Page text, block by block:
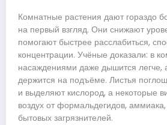
Комнатные растения дают гораздо
на первый взгляд. Они снижают
помогают быстрее расслабиться,
концентрации. Учёные доказали: в
насаждениями даже дышится легче,
держится на подъёме. Листья
и выделяют кислород, а некоторые
воздух от формальдегидов,
бытовых загрязнителей.